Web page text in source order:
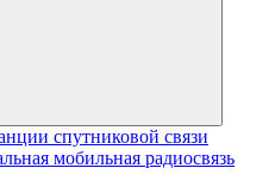
спутниковой связи
мобильная радиосвязь